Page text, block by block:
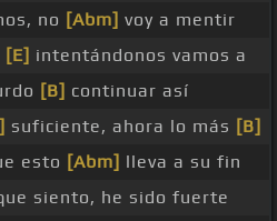
no [Abm] voy a mentir
[E] intentándonos vamos a
[B] continuar así
suficiente, ahora lo más [B]
esto [Abm] lleva a su fin
siento, he sido fuerte